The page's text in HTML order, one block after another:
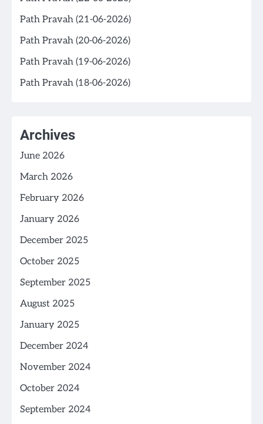
Path Pravah (21-06-2026)
Path Pravah (20-06-2026)
Path Pravah (19-06-2026)
Path Pravah (18-06-2026)
Archives
June 2026
March 2026
February 2026
January 2026
December 2025
October 2025
September 2025
August 2025
January 2025
December 2024
November 2024
October 2024
September 2024